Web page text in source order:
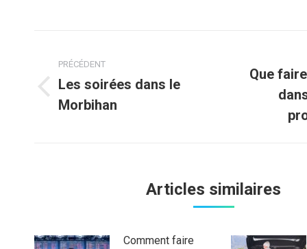
article
PRÉCÉDENT
précédent
Les soirées dans le
Morbihan
Que
Articles similaires
Comment faire